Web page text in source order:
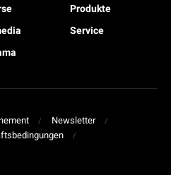
Produkte
Service
Newsletter